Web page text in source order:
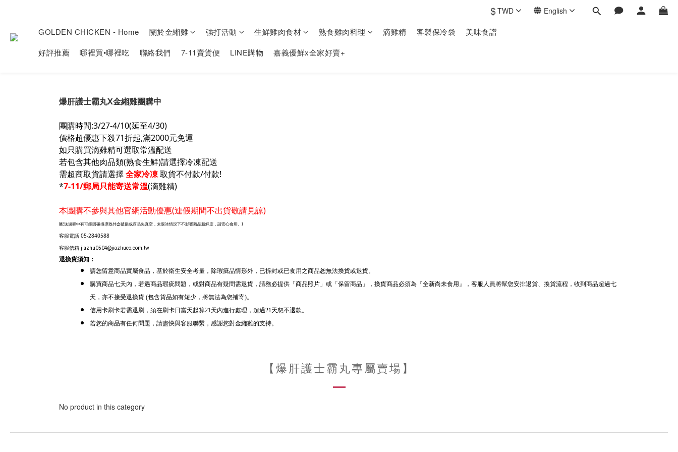
$TWD English
GOLDEN CHICKEN - Home 關於金緗雞 強打活動 生鮮雞肉食材 熟食雞肉料理 滴雞精 客製保冷袋
美味食譜
好評推薦
哪裡買•哪裡吃 聯絡我們 7-11賣貨便 LINE購物 嘉義優鮮x全家好賣+
爆肝護士霸丸X金緗雞團購中
團購時間:3/27-4/10(延至4/30)
價格超優惠下殺71折起,滿2000元免運
如只購買滴雞精可選取常溫配送
若包含其他肉品類(熟食生鮮)請選擇冷凍配送
需超商取貨請選擇全家冷凍取貨不付款/付款!
*7-11/郵局只能寄送常溫(滴雞精)
本團購不參與其他官網活動優惠(連假期間不出貨敬請見諒)
(配送過程中有可能因碰撞導致外盒破損或商品失真空，未退冰情況下不影響商品新鮮度，請安心食用。)
客服電話 05-2840588
客服信箱 jiazhu0504@jiazhuco.com.tw
退換貨須知：
請您留意商品實屬食品，基於衛生安全考量，除瑕疵品情形外，已拆封或已食用之商品恕無法換貨或退貨。
購買商品七天內，若遇商品瑕疵問題， 或對商品有疑問需退貨 ， 請務必提供「商品照片」或「保留商品」 ，換貨商品必須為『全新尚未食用』，客服人員將幫您安排退貨、換貨流程 ，收到商品超過七
天 ，亦不接受退換貨 (包含貨品如有短少，將無法為您補寄)。
信用卡刷卡若需退刷，須在刷卡日當天起算21天內進行處理，超過21天恕不退款。
若您的商品有任何問題 ，請盡快與客服聯繫，感謝您對金緗雞的支持。
【爆肝護士霸丸專屬賣場】
No product in this category